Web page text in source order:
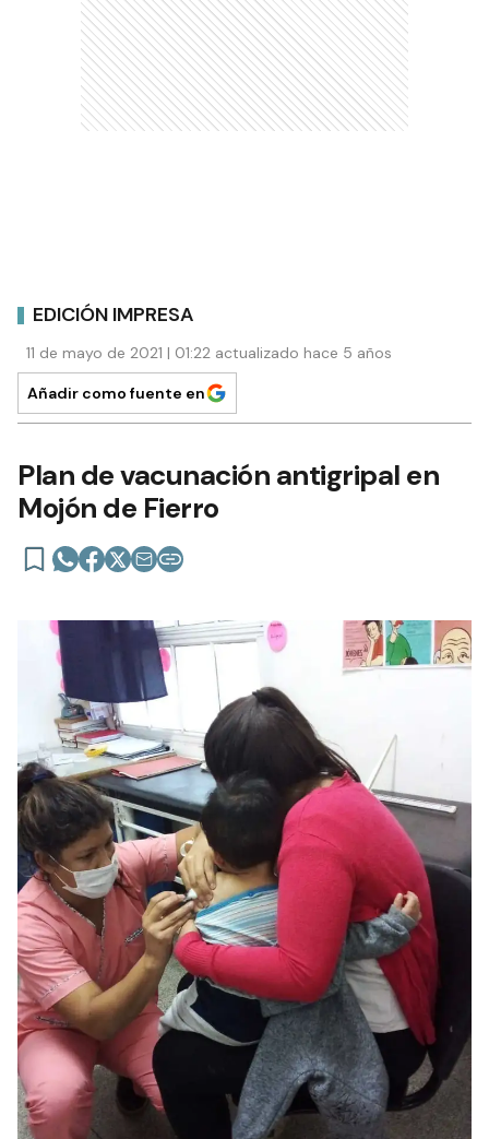
EDICIÓN IMPRESA
11 de mayo de 2021 | 01:22 actualizado hace 5 años
Añadir como fuente en
Plan de vacunación antigripal en
Mojón de Fierro